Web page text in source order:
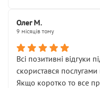
Олег М.
9 місяців тому
Всі позитивні відгуки
скористався
Якщо коротко то все